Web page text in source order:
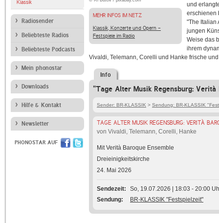
Klassik
Radiosender
Beliebteste Radios
Beliebteste Podcasts
Mein phonostar
Downloads
Hilfe & Kontakt
Newsletter
PHONOSTAR AUF
MEHR INFOS IM NETZ
Klassik, Konzerte und Opern -
Festspiele im Radio
und
erschienen
"The Italian
jungen
Weise das
ihrem
Vivaldi, Telemann, Corelli und Hanke frische
Info
"Tage Alter Musik Regensburg:
Sender: BR-KLASSIK > Sendung: BR-KLASSIK
TAGE ALTER MUSIK REGENSBURG: VERITÀ
von Vivaldi, Telemann, Corelli, Hanke
Mit Verità Baroque Ensemble
Dreieinigkeitskirche
24. Mai 2026
Sendezeit
So, 19.07.2026 | 18:03 - 20:00
Sendung
BR-KLASSIK "Festspielzeit"